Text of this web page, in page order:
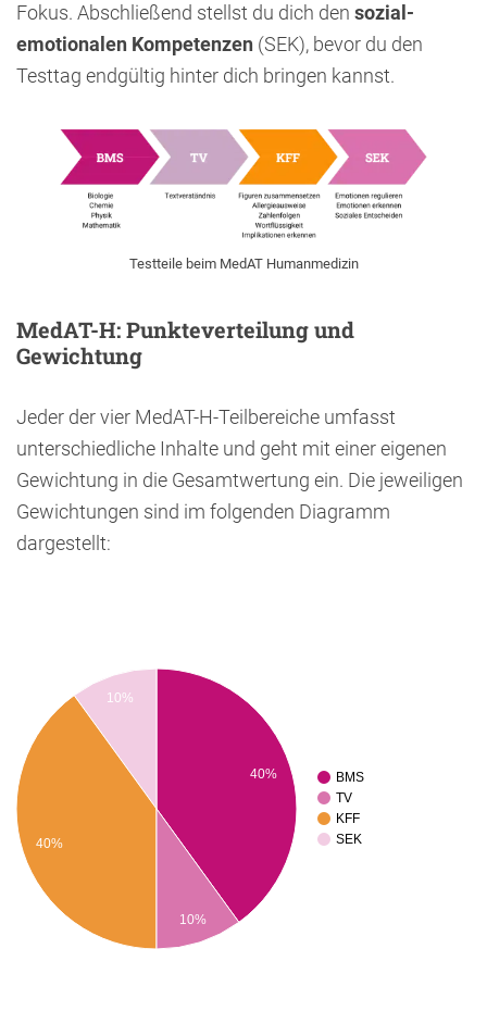
Fokus. Abschließend stellst du dich den sozial-
emotionalen Kompetenzen (SEK), bevor du den
Testtag endgültig hinter dich bringen kannst.
Testteile beim MedAT Humanmedizin
MedAT-H: Punkteverteilung und
Gewichtung
Jeder der vier MedAT-H-Teilbereiche umfasst
unterschiedliche Inhalte und geht mit einer eigenen
Gewichtung in die Gesamtwertung ein. Die jeweiligen
Gewichtungen sind im folgenden Diagramm
dargestellt:
BMS
TV
KFF
SEK
40%
10%
40%
10%